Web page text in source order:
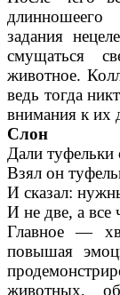
задания
смущаться
животное.
ведь тогда
внимания к их
Слон
Дали туфельки
Взял он
И сказал:
И не две, а все
Главное —
повышая
животных,